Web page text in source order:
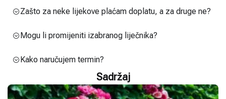
Zašto za neke lijekove plaćam doplatu, a za druge ne?
Mogu li promijeniti izabranog liječnika?
Kako naručujem termin?
Sadržaj